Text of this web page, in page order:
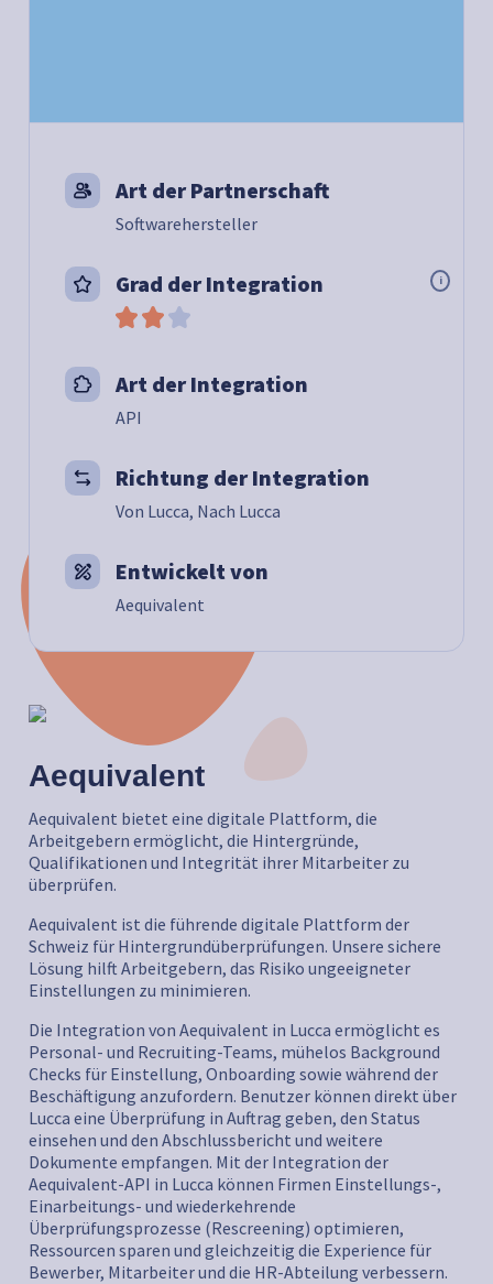
Art der Partnerschaft
Softwarehersteller
Grad der Integration i
Art der Integration
API
Richtung der Integration
Von Lucca, Nach Lucca
Entwickelt von
Aequivalent
Aequivalent
Aequivalent bietet eine digitale Plattform, die
Arbeitgebern ermöglicht, die Hintergründe,
Qualifikationen und Integrität ihrer Mitarbeiter zu
überprüfen.
Aequivalent ist die führende digitale Plattform der
Schweiz für Hintergrundüberprüfungen. Unsere sichere
Lösung hilft Arbeitgebern, das Risiko ungeeigneter
Einstellungen zu minimieren.
Die Integration von Aequivalent in Lucca ermöglicht es
Personal- und Recruiting-Teams, mühelos Background
Checks für Einstellung, Onboarding sowie während der
Beschäftigung anzufordern. Benutzer können direkt über
Lucca eine Überprüfung in Auftrag geben, den Status
einsehen und den Abschlussbericht und weitere
Dokumente empfangen. Mit der Integration der
Aequivalent-API in Lucca können Firmen Einstellungs-,
Einarbeitungs- und wiederkehrende
Überprüfungsprozesse (Rescreening) optimieren,
Ressourcen sparen und gleichzeitig die Experience für
Bewerber, Mitarbeiter und die HR-Abteilung verbessern.